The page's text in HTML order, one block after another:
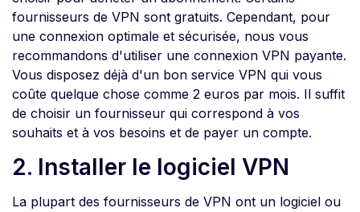
fournisseurs de VPN sont gratuits. Cependant, pour
une connexion optimale et sécurisée, nous vous
recommandons d'utiliser une connexion VPN payante.
Vous disposez déjà d'un bon service VPN qui vous
coûte quelque chose comme 2 euros par mois. Il suffit
de choisir un fournisseur qui correspond à vos
souhaits et à vos besoins et de payer un compte.
2. Installer le logiciel VPN
La plupart des fournisseurs de VPN ont un logiciel ou